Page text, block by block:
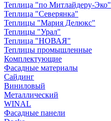
Теплица "по Митлайдеру-Эко"
Теплица "Северянка"
Теплицы "Мария Делюкс"
Теплицы "Урал"
Теплица "НОВАЯ"
Теплицы промышленные
Комплектующие
Фасадные материалы
Сайдинг
Виниловый
Металлический
WINAL
Фасадные панели